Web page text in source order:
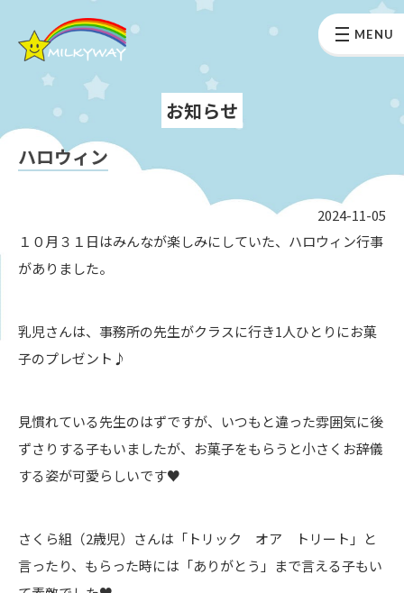
MENU
お知らせ
ハロウィン
2024-11-05
１０月３１日はみんなが楽しみにしていた、ハロウィン行事
がありました。
乳児さんは、事務所の先生がクラスに行き1人ひとりにお菓
子のプレゼント♪
見慣れている先生のはずですが、いつもと違った雰囲気に後
ずさりする子もいましたが、お菓子をもらうと小さくお辞儀
する姿が可愛らしいです♥
さくら組（2歳児）さんは「トリック オア トリート」と
言ったり、もらった時には「ありがとう」まで言える子もい